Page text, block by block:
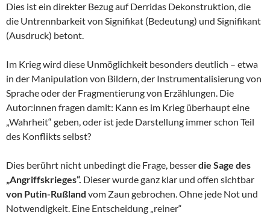
Dies ist ein direkter Bezug auf Derridas Dekonstruktion, die
die Untrennbarkeit von Signifikat (Bedeutung) und Signifikant
(Ausdruck) betont.
Im Krieg wird diese Unmöglichkeit besonders deutlich – etwa
in der Manipulation von Bildern, der Instrumentalisierung von
Sprache oder der Fragmentierung von Erzählungen. Die
Autor:innen fragen damit: Kann es im Krieg überhaupt eine
„Wahrheit“ geben, oder ist jede Darstellung immer schon Teil
des Konflikts selbst?
Dies berührt nicht unbedingt die Frage, besserdie Sage des
„Angriffskrieges“. Dieser wurde ganz klar und offen sichtbar
von Putin-Rußland vom Zaun gebrochen. Ohne jede Not und
Notwendigkeit. Eine Entscheidung „reiner“